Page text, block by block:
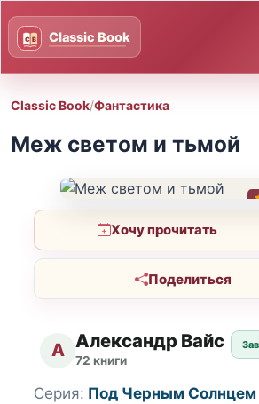
Classic Book/Фантастика
Меж светом и тьмой
Хочу прочитать
Поделиться
А Александр Вайс
72 книги
Серия: Под Черным Солнцем